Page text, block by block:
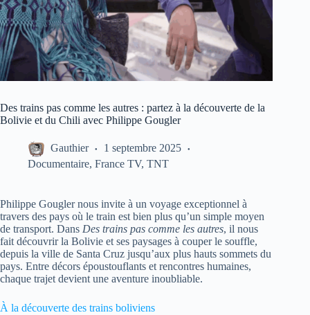
Des trains pas comme les autres : partez à la découverte de la
Bolivie et du Chili avec Philippe Gougler
Gauthier
1 septembre 2025
Documentaire, France TV, TNT
Philippe Gougler nous invite à un voyage exceptionnel à
travers des pays où le train est bien plus qu’un simple moyen
de transport. Dans Des trains pas comme les autres, il nous
fait découvrir la Bolivie et ses paysages à couper le souffle,
depuis la ville de Santa Cruz jusqu’aux plus hauts sommets du
pays. Entre décors époustouflants et rencontres humaines,
chaque trajet devient une aventure inoubliable.
À la découverte des trains boliviens